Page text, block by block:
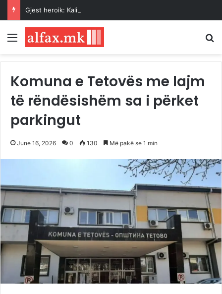
Menu
Komuna e Tetovës me lajm
të rëndësishëm sa i përket
parkingut
June 16, 2026 0 130 Më pakë se 1 min